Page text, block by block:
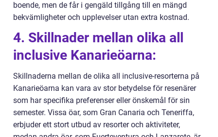
boende, men de får i gengäld tillgång till en mängd
bekvämligheter och upplevelser utan extra kostnad.
4. Skillnader mellan olika all
inclusive Kanarieöarna:
Skillnaderna mellan de olika all inclusive-resorterna på
Kanarieöarna kan vara av stor betydelse för resenärer
som har specifika preferenser eller önskemål för sin
semester. Vissa öar, som Gran Canaria och Teneriffa,
erbjuder ett stort utbud av resorter och aktiviteter,